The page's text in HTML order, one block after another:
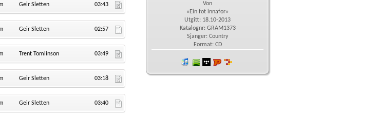
Geir Sletten 03:43
Geir Sletten 02:57
Trent Tomlinson 03:49
Geir Sletten 03:18
Geir Sletten 03:40
Von
«Ein fot innafor»
Utgitt: 18.10-2013
Katalognr: GRAM1373
Sjanger: Country
Format: CD
iTunesspotifywimpPlatekompaniet
7digital